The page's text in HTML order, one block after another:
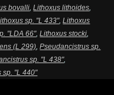
bovalli,Lithoxus lithoides,
sp. "L 433",Lithoxus
"LDA 66",Lithoxus stocki,
(L 299),Pseudancistrus sp.
sp. "L 438",
sp. "L 440"